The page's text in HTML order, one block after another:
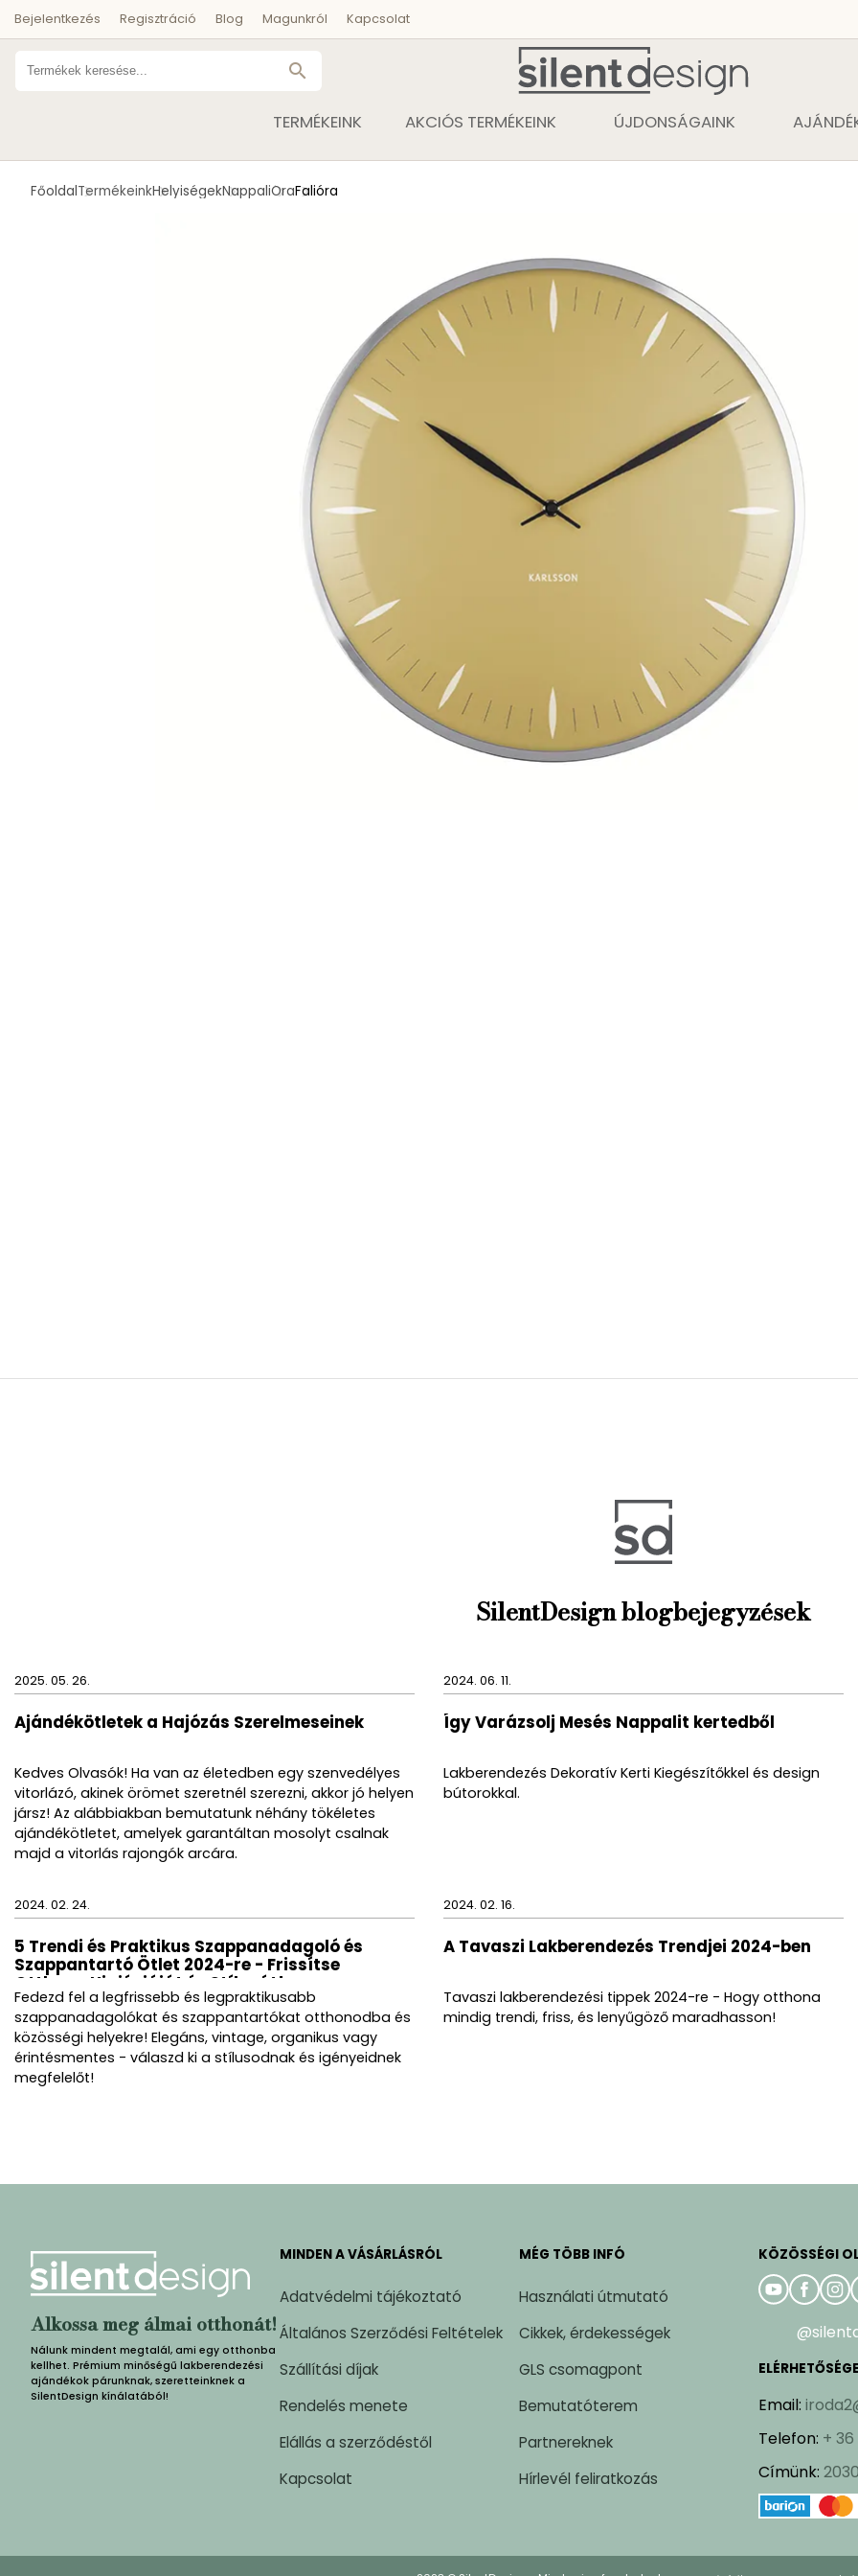
Bejelentkezés Regisztráció Blog Magunkról Kapcsolat
search
TERMÉKEINK AKCIÓS TERMÉKEINK ÚJDONSÁGAINK
FőoldalTermékeinkHelyiségekNappaliÓraFalióra
SilentDesign blogbejegyzések
2025. 05. 26.
Ajándékötletek a Hajózás Szerelmeseinek
Kedves Olvasók! Ha van az életedben egy szenvedélyes
vitorlázó, akinek örömet szeretnél szerezni, akkor jó helyen
jársz! Az alábbiakban bemutatunk néhány tökéletes
ajándékötletet, amelyek garantáltan mosolyt csalnak
majd a vitorlás rajongók arcára.
2024. 06. 11.
Így Varázsolj Mesés Nappalit kertedből
Lakberendezés Dekoratív Kerti Kiegészítőkkel és design
bútorokkal.
2024. 02. 24.
5 Trendi és Praktikus Szappanadagoló és
Szappantartó Ötlet 2024-re - Frissítse
Otthona Higiéniáját és Stílusát!
Fedezd fel a legfrissebb és legpraktikusabb
szappanadagolókat és szappantartókat otthonodba és
közösségi helyekre! Elegáns, vintage, organikus vagy
érintésmentes - válaszd ki a stílusodnak és igényeidnek
megfelelőt!
2024. 02. 16.
A Tavaszi Lakberendezés Trendjei 2024-ben
Tavaszi lakberendezési tippek 2024-re - Hogy otthona
mindig trendi, friss, és lenyűgöző maradhasson!
Alkossa meg álmai otthonát!
Nálunk mindent megtalál, ami egy otthonba
kellhet. Prémium minőségű lakberendezési
ajándékok párunknak, szeretteinknek a
SilentDesign kínálatából!
MINDEN A VÁSÁRLÁSRÓL
Adatvédelmi tájékoztató
Általános Szerződési Feltételek
Szállítási díjak
Rendelés menete
Elállás a szerződéstől
Kapcsolat
MÉG TÖBB INFÓ
Használati útmutató
Cikkek, érdekességek
GLS csomagpont
Bemutatóterem
Partnereknek
Hírlevél feliratkozás
KÖZÖSSÉGI
Email:
Telefon: +
Címünk: